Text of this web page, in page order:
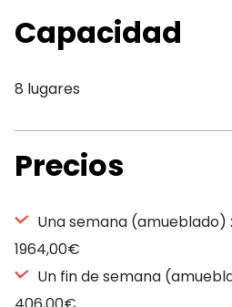
Capacidad
8 lugares
Precios
Una semana (amueblado)
1964,00€
Un fin de semana